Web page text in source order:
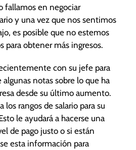
fallamos en negociar
y una vez que nos sentimos
es posible que no estemos
para obtener más ingresos.
con su jefe para
notas sobre lo que ha
desde su último aumento.
los rangos de salario para su
le ayudará a hacerse una
de pago justo o si están
esta información para